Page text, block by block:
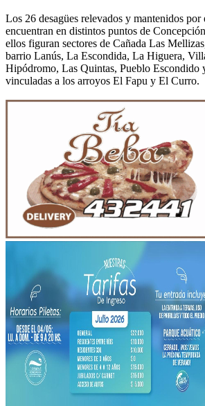
Los 26 desagües relevados y mantenidos
encuentran en distintos puntos de
ellos figuran sectores de Cañada Las
barrio Lanús, La Escondida, La Higuera,
Hipódromo, Las Quintas, Pueblo Escondido
vinculadas a los arroyos El Fapu y El Curro.